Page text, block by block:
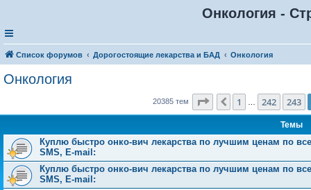
Онкология -
Список форумов Дорогостоящие лекарства и БАД Онкология
Онкология
20385 тем Страница 244из 816
Пред.
1 242 243
Темы
Куплю быстро онко-вич лекарства по лучшим ценам по
SMS, E-mail:
Куплю быстро онко-вич лекарства по лучшим ценам по
SMS, E-mail: